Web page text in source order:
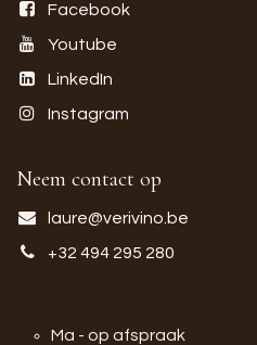
Facebook
Youtube
LinkedIn
Instagram
Neem contact op
laure@verivino.be
+32 494 295 280
Ma - op afspraak